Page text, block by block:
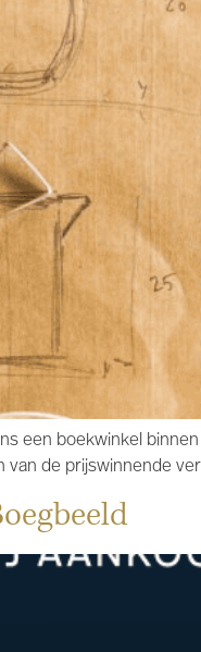
een boekwinkel
van de prijswinnende